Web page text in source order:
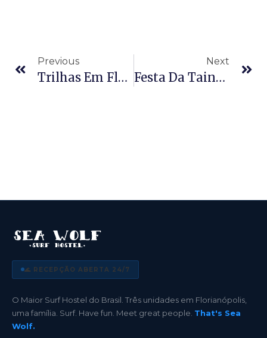
Previous
Trilhas Em Florianópolis: Guia Completo Para Explorar A Ilha A Pé
Next
Festa Da Tainha Em Florianópolis: Tradição, Gastronomia E Cultura Açoriana
🌊 RECEPÇÃO ABERTA 24/7
O Maior Surf Hostel do Brasil. Três unidades em Florianópolis,
uma família. Surf. Have fun. Meet great people. That's Sea
Wolf.